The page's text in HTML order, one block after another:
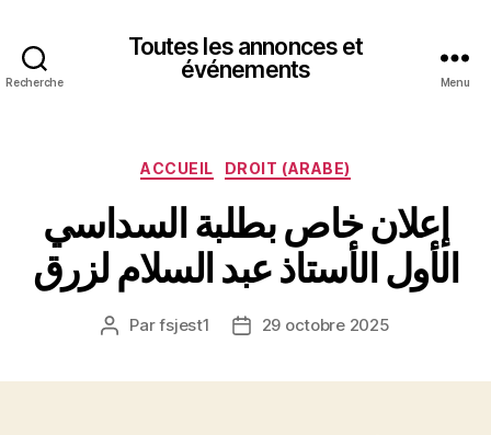
Recherche
Toutes les annonces et
événements
Menu
Catégories
ACCUEIL DROIT (ARABE)
إعلان خاص بطلبة السداسي
الأول الأستاذ عبد السلام لزرق
Auteur
Parfsjest1
Date29 octobre 2025